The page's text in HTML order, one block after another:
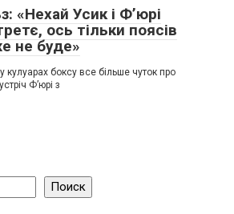
«Нехай Усик і Ф’юрі
ось тільки поясів
не буде»
кулуарах боксу все більше чуток про
Ф’юрі з
Поиск